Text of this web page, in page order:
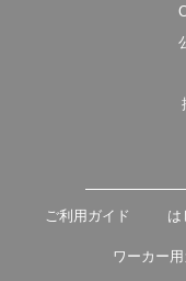
ご利用ガイド は
ワーカー